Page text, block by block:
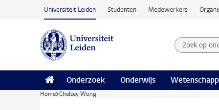
Ga naar hoofdinhoud
Universiteit Leiden Studenten Medewerkers
Zoek op
Zoekterm
Onderzoek Onderwijs
Home Chelsey Wong